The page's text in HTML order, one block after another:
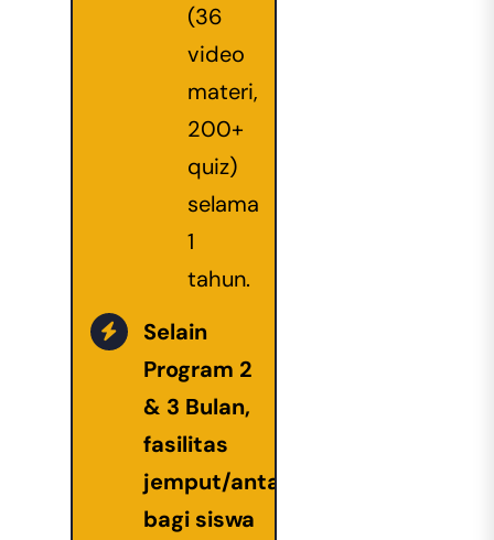
(36
video
materi,
200+
quiz)
selama
1
tahun.
Selain
Program 2
& 3 Bulan,
fasilitas
jemput/antar
bagi siswa